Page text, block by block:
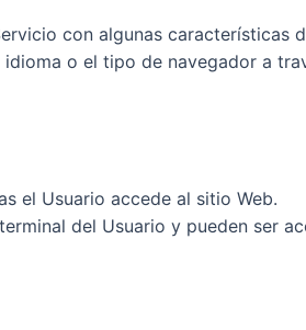
con algunas características
o el tipo de navegador a
el Usuario accede al sitio Web.
del Usuario y pueden ser